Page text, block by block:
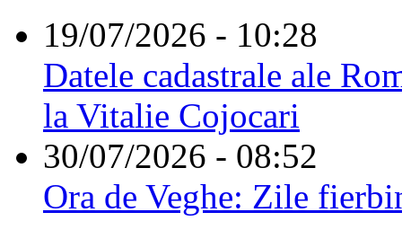
19/07/2026 - 10:28
Datele cadastrale ale
la Vitalie Cojocari
30/07/2026 - 08:52
Ora de Veghe: Zile